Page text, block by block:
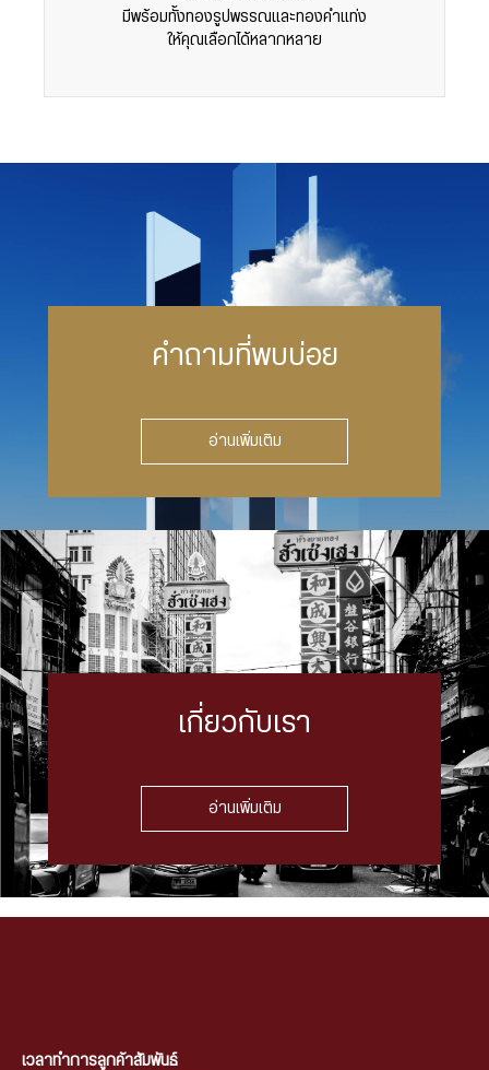
มีพร้อมทั้งทองรูปพรรณและทองคำแท่ง
ให้คุณเลือกได้หลากหลาย
คำถามที่พบบ่อย
อ่านเพิ่มเติม
เกี่ยวกับเรา
อ่านเพิ่มเติม
เวลาทำการลูกค้าสัมพันธ์